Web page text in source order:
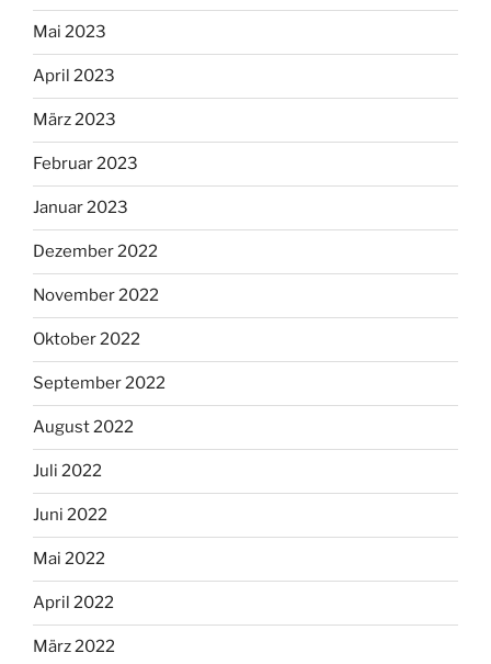
Mai 2023
April 2023
März 2023
Februar 2023
Januar 2023
Dezember 2022
November 2022
Oktober 2022
September 2022
August 2022
Juli 2022
Juni 2022
Mai 2022
April 2022
März 2022